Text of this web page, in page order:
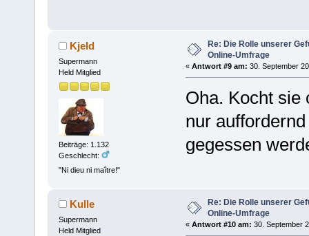
Kjeld
Supermann
Held Mitglied
Beiträge: 1.132
Geschlecht:
"Ni dieu ni maître!"
Re: Die Rolle unserer
Online-Umfrage
« Antwort #9 am: 30. September
Oha. Kocht sie
nur
gegessen
Kulle
Supermann
Held Mitglied
Re: Die Rolle unserer
Online-Umfrage
« Antwort #10 am: 30. September